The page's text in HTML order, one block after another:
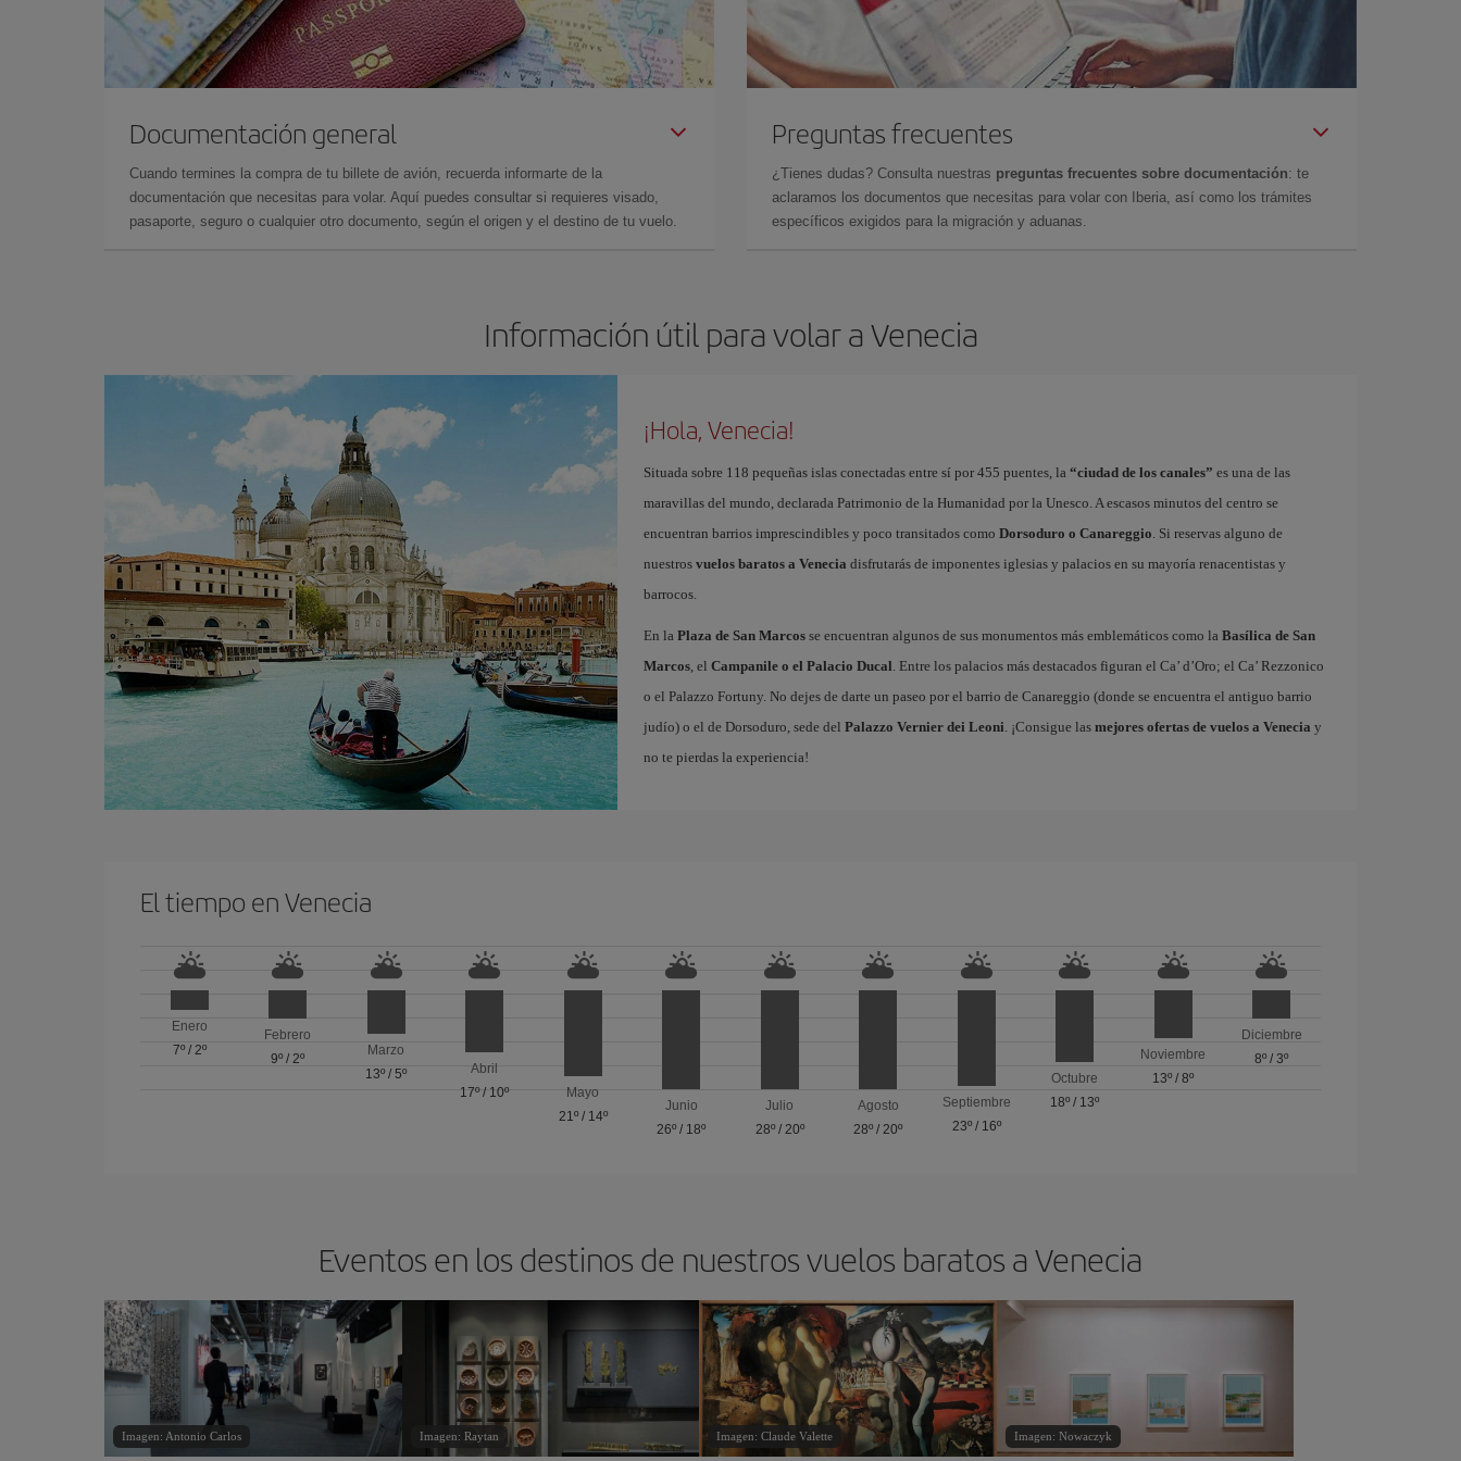
Documentación general
Cuando termines la compra de tu billete de avión, recuerda informarte de la
documentación que necesitas para volar. Aquí puedes consultar si requieres visado,
pasaporte, seguro o cualquier otro documento, según el origen y el destino de tu vuelo.
Preguntas frecuentes
¿Tienes dudas? Consulta nuestras preguntas frecuentes sobre documentación: te
aclaramos los documentos que necesitas para volar con Iberia, así como los trámites
específicos exigidos para la migración y aduanas.
Información útil para volar a Venecia
¡Hola, Venecia!
Situada sobre 118 pequeñas islas conectadas entre sí por 455 puentes, la “ciudad de los canales” es una de las
maravillas del mundo, declarada Patrimonio de la Humanidad por la Unesco. A escasos minutos del centro se
encuentran barrios imprescindibles y poco transitados como Dorsoduro o Canareggio. Si reservas alguno de
nuestros vuelos baratos a Venecia disfrutarás de imponentes iglesias y palacios en su mayoría renacentistas y
barrocos.
En la Plaza de San Marcosse encuentran algunos de sus monumentos más emblemáticos como la Basílica de San
Marcos, el Campanile o el Palacio Ducal. Entre los palacios más destacados figuran el Ca’ d’Oro; el Ca’ Rezzonico
o el Palazzo Fortuny. No dejes de darte un paseo por el barrio de Canareggio (donde se encuentra el antiguo barrio
judío) o el de Dorsoduro, sede del Palazzo Vernier dei Leoni. ¡Consigue las mejores ofertas de vuelos a Venecia y
no te pierdas la experiencia!
El tiempo en Venecia
Enero
7º/ 2º
Febrero
9º /2º
Marzo
13º /5º
Abril
17º/ 10º
Mayo
21º/ 14º
Junio
26º / 18º
Julio
28º/ 20º
Agosto
28º /20º
Septiembre
23º/ 16º
Octubre
18º / 13º
Noviembre
13º /8º
Diciembre
8º /3º
Eventos en los destinos de nuestros vuelos baratos a Venecia
Imagen: Antonio Carlos Imagen: Raytan Imagen: Claude Valette Imagen: Nowaczyk